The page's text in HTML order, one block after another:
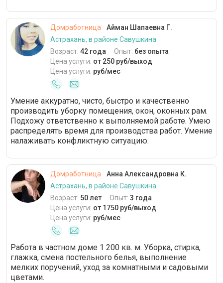
Домработница
Айман Шапаевна Г.
Астрахань, в районе Савушкина
Возраст: 42 года Опыт: без опыта
Цена услуги: от 250 руб/выход
Цена услуги: руб/мес
Умение аккуратно, чисто, быстро и качественно
производить уборку помещения, окон, оконных рам.
Подхожу ответственно к выполняемой работе. Умею
распределять время для производства работ. Умение
налаживать конфликтную ситуацию.
Домработница
Анна Александровна К.
Астрахань, в районе Савушкина
Возраст: 50 лет Опыт: 3 года
Цена услуги: от 1750 руб/выход
Цена услуги: руб/мес
Работа в частном доме 1 200 кв. м. Уборка, стирка,
глажка, смена постельного белья, выполнение
мелких поручений, уход за комнатными и садовыми
цветами.